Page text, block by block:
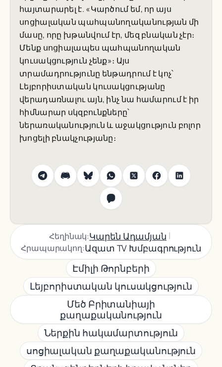
հայտարարել է. «Կարծում եմ, որ այս
սոցիալական պահպանողականության մի
մասը, որը խթանվում էր, մեզ բնական չէր։
Մենք սոցիալապես պահպանողական
կուսակցություն չենք»։ Այս
տրամադրությունը ենթադրում է կոչ՝
Լեյբորիստական կուսակցությանը
վերադառնալու այն, ինչ նա համարում է իր
հիմնարար սկզբունքները՝
ներառականություն և աջակցություն բոլոր
խոցելի բնակչությանը։
Հեղինակ:Կարեն Ադամյան |
Հրապարակող:Ազատ TV Խմբագրություն
Էմիլի Թորնբերի
Լեյբորիստական կուսակցություն
Մեծ Բրիտանիայի
քաղաքականություն
Ներքին հակամարտություն
սոցիալական քաղաքականություն